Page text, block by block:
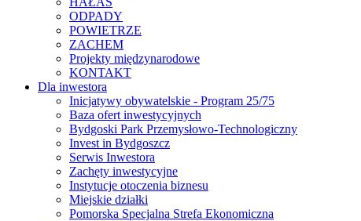
ODPADY
POWIETRZE
ZACHEM
Projekty międzynarodowe
KONTAKT
Dla inwestora
Inicjatywy obywatelskie - Program 25/75
Baza ofert inwestycyjnych
Bydgoski Park Przemysłowo-Technologiczny
Invest in Bydgoszcz
Serwis Inwestora
Zachęty inwestycyjne
Instytucje otoczenia biznesu
Miejskie działki
Pomorska Specjalna Strefa Ekonomiczna